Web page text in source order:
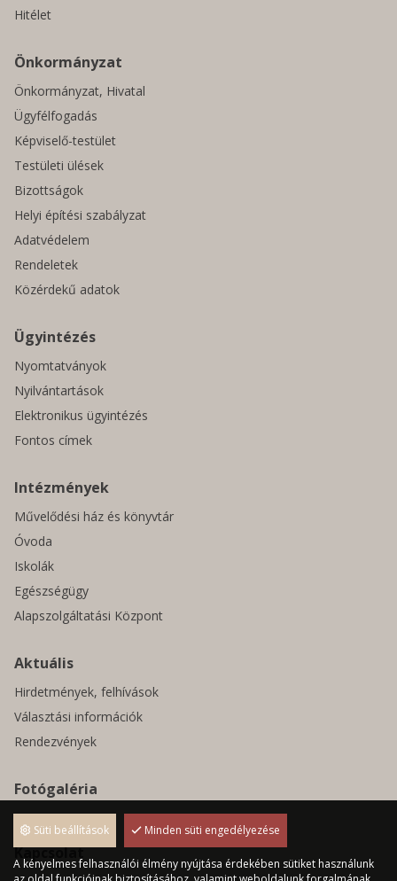
Hitélet
Önkormányzat
Önkormányzat, Hivatal
Ügyfélfogadás
Képviselő-testület
Testületi ülések
Bizottságok
Helyi építési szabályzat
Adatvédelem
Rendeletek
Közérdekű adatok
Ügyintézés
Nyomtatványok
Nyilvántartások
Elektronikus ügyintézés
Fontos címek
Intézmények
Művelődési ház és könyvtár
Óvoda
Iskolák
Egészségügy
Alapszolgáltatási Központ
Aktuális
Hirdetmények, felhívások
Választási információk
Rendezvények
Fotógaléria
Pályázatok
Kapcsolat
Süti beállítások Minden süti engedélyezése
A kényelmes felhasználói élmény nyújtása érdekében sütiket használunk